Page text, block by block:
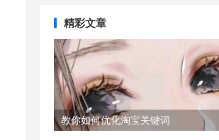
精彩文章
教你如何优化淘宝关键词